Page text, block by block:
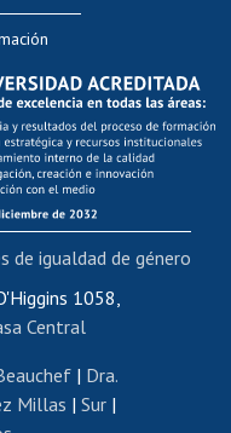
os
interna
1058,
Central
| Dra.
Millas | Sur |
de igualdad de género